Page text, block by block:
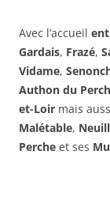
Avec l’accueil
Gardais, Frazé,
Vidame,
Authon du
et-Loir mais
Malétable,
Perche et ses